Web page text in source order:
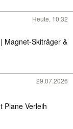
Heute, 10:32
Magnet-Skiträger &
29.07.2026
Plane Verleih